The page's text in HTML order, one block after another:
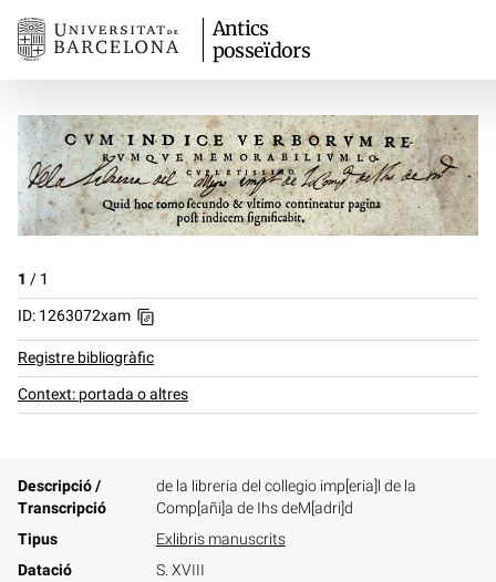
Antics
posseïdors
1 / 1
ID: 1263072xam
Registre bibliogràfic
Context: portada o altres
Descripció /
Transcripció
de la libreria del collegio imp[eria]l de la
Comp[añi]a de Ihs deM[adri]d
Tipus
Exlibris manuscrits
Datació
S. XVIII